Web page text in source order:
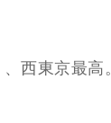
西東京最高。